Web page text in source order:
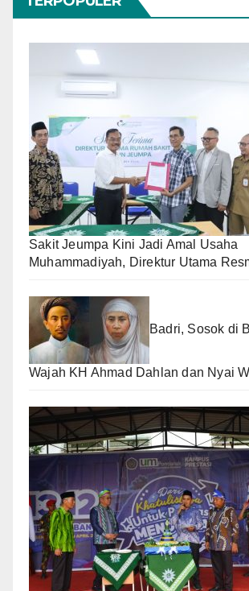
Sakit Jeumpa Kini Jadi Amal Usaha
Muhammadiyah, Direktur Utama
Badri, Sosok di
Wajah KH Ahmad Dahlan dan Nyai